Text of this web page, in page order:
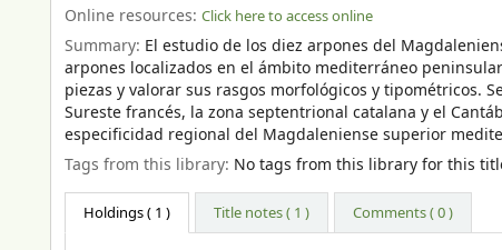
Online resources: Click here to access online
Summary: El estudio de los diez arpones del
arpones localizados en el ámbito mediterráneo
piezas y valorar sus rasgos morfológicos y tipométricos.
Sureste francés, la zona septentrional catalana y el
especificidad regional del Magdaleniense superior
Tags from this library: No tags from this library for this
Holdings( 1 ) Title notes ( 1 ) Comments ( 0 )